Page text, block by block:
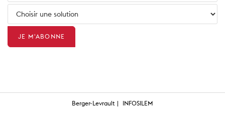
Berger-Levrault INFOSILEM